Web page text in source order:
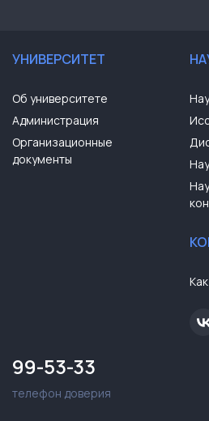
УНИВЕРСИТЕТ
Об университете
Администрация
Организационные
документы
99-53-33
телефон доверия